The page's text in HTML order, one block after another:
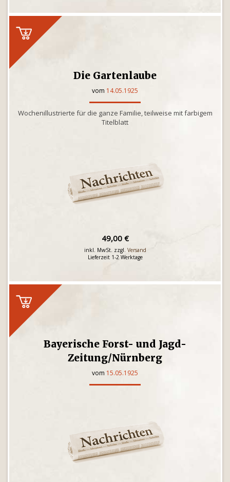
Die Gartenlaube
vom 14.05.1925
Wochenillustrierte für die ganze Familie, teilweise mit farbigem
Titelblatt
49,00 €
inkl. MwSt. zzgl. Versand
Lieferzeit 1-2 Werktage
Bayerische Forst- und Jagd-
Zeitung/Nürnberg
vom 15.05.1925